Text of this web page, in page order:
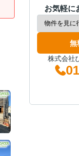
お気軽に
無
株式会社